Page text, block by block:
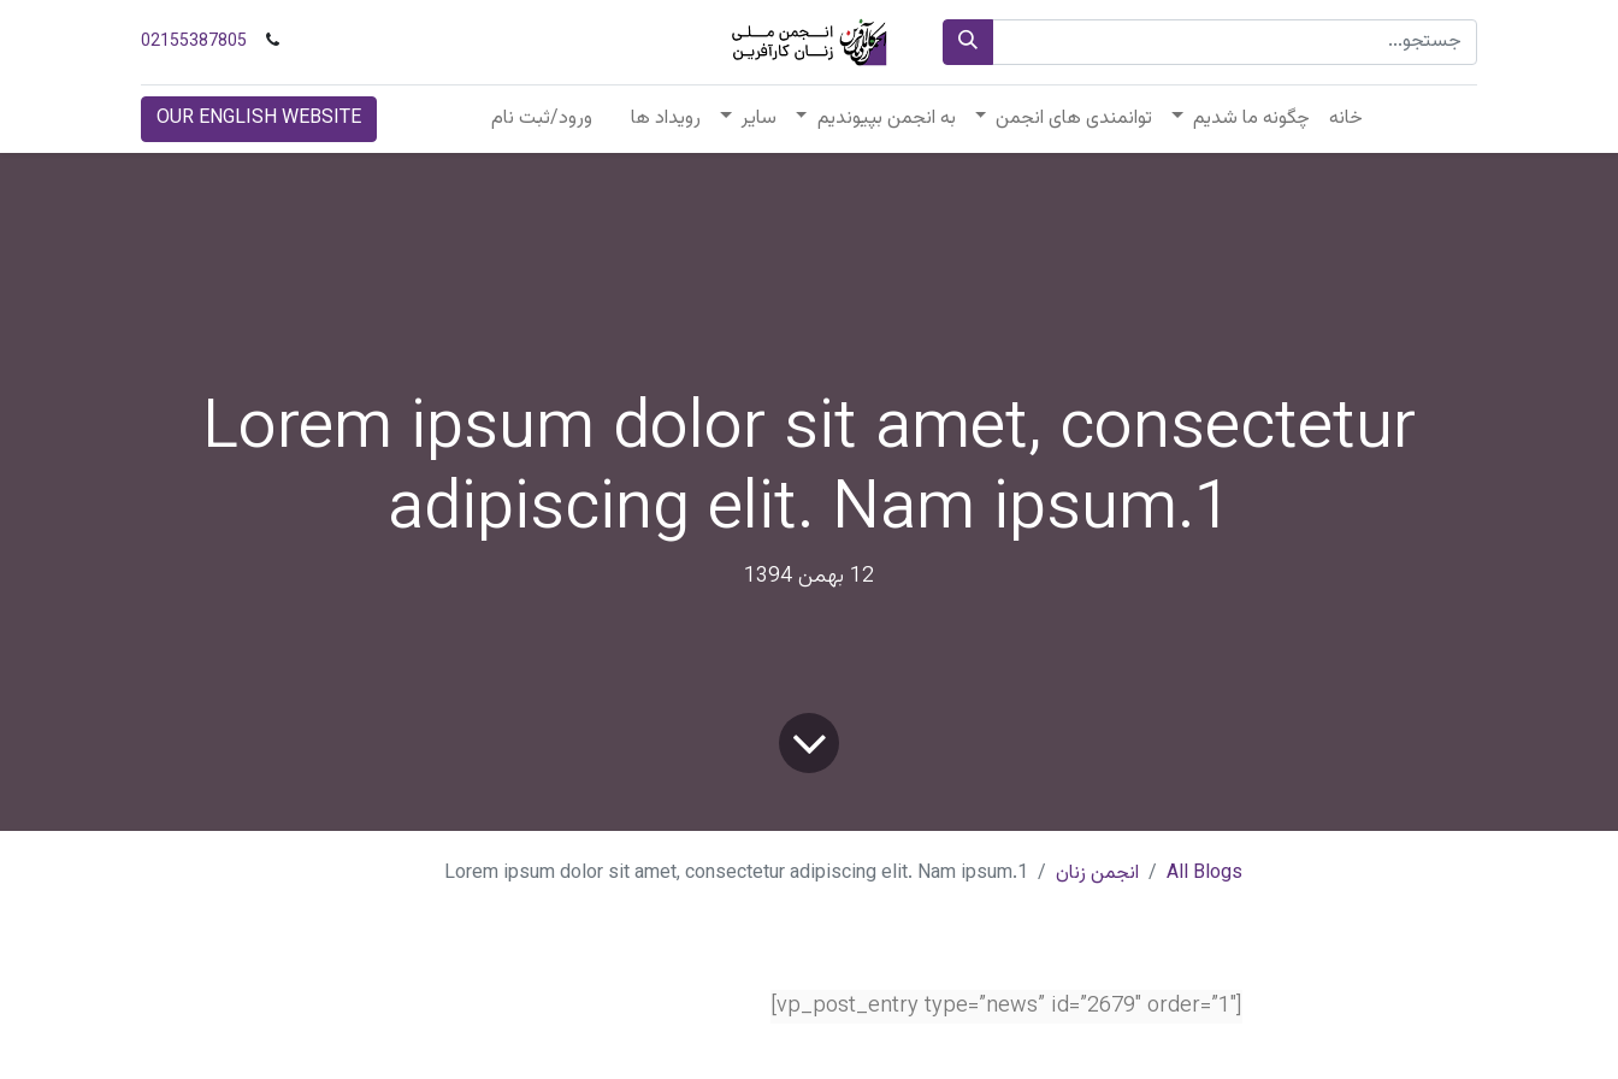
02155387805
خانه چگونه ما شدیم توانمندی های انجمن به انجمن بپیوندیم سایر رویداد ها ورود/ثبت نام OUR ENGLISH WEBSITE
Lorem ipsum dolor sit amet, consectetur
adipiscing elit. Nam ipsum.1
12 بهمن 1394
All Blogs انجمن زنان Lorem ipsum dolor sit amet, consectetur adipiscing elit. Nam ipsum.1
[vp_post_entry type=”news” id=”2679″ order=”1″]